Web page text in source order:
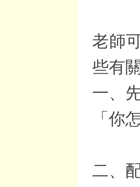
老師
些有
一、
「你
二、